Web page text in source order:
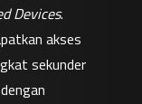
Devices.
akses
sekunder